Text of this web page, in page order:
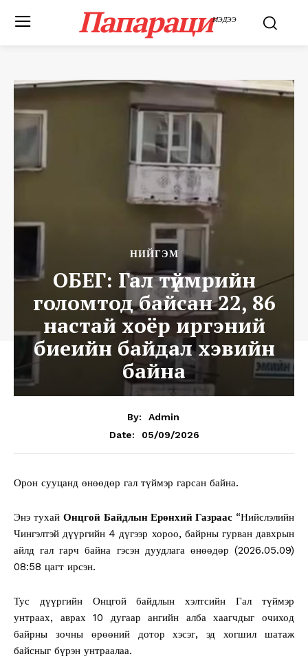
ПапарациМЭДЭЭ
НИЙГЭМ
ОБЕГ: Гал түймрийн
голомтод байсан 22, 86
настай хоёр иргэний
биеийн байдал хэвийн
байна
By:
Admin
Date:
05/09/2026
Орон сууцанд өнөөдөр гал түймэр гарсан байна.
Энэ тухайОнцгой Байдлын Ерөнхий Газраас“Нийслэлийн
Чингэлтэй дүүргийн 4 дүгээр хороо, байрны гурван давхрын
айлд гал гарч байна гэсэн дуудлага өнөөдөр (2026.05.09)
08:58 цагт ирсэн.
Тус дүүргийн Онцгой байдлын хэлтсийн Гал түймэр
унтраах, аврах 10 дугаар ангийн алба хаагчдыг очиход
байрны зочны өрөөний дотор хэсэг, эд хогшил шатаж
байсныг бүрэн унтраалаа.